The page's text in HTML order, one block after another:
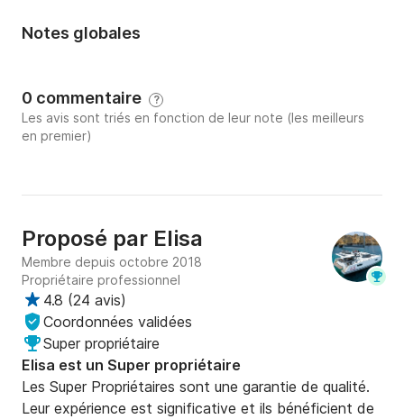
Notes globales
0 commentaire ?
Les avis sont triés en fonction de leur note (les meilleurs
en premier)
Proposé par Elisa
Membre depuis octobre 2018
Propriétaire professionnel
4.8 (24 avis)
Coordonnées validées
Super propriétaire
Elisa est un Super propriétaire
Les Super Propriétaires sont une garantie de qualité.
Leur expérience est significative et ils bénéficient de